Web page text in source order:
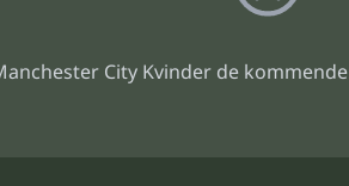
City Kvinder de